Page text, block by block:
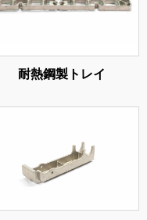
耐熱鋼製トレイ